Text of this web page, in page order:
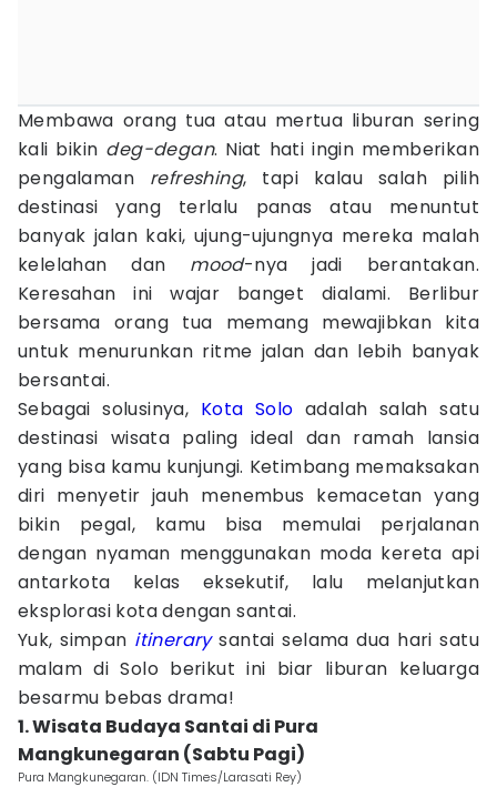
Membawa orang tua atau mertua liburan sering
kali bikin deg-degan. Niat hati ingin memberikan
pengalaman refreshing, tapi kalau salah pilih
destinasi yang terlalu panas atau menuntut
banyak jalan kaki, ujung-ujungnya mereka malah
kelelahan dan mood-nya jadi berantakan.
Keresahan ini wajar banget dialami. Berlibur
bersama orang tua memang mewajibkan kita
untuk menurunkan ritme jalan dan lebih banyak
bersantai.
Sebagai solusinya, Kota Solo adalah salah satu
destinasi wisata paling ideal dan ramah lansia
yang bisa kamu kunjungi. Ketimbang memaksakan
diri menyetir jauh menembus kemacetan yang
bikin pegal, kamu bisa memulai perjalanan
dengan nyaman menggunakan moda kereta api
antarkota kelas eksekutif, lalu melanjutkan
eksplorasi kota dengan santai.
Yuk, simpan itinerarysantai selama dua hari satu
malam di Solo berikut ini biar liburan keluarga
besarmu bebas drama!
1. Wisata Budaya Santai di Pura
Mangkunegaran (Sabtu Pagi)
Pura Mangkunegaran. (IDN Times/Larasati Rey)